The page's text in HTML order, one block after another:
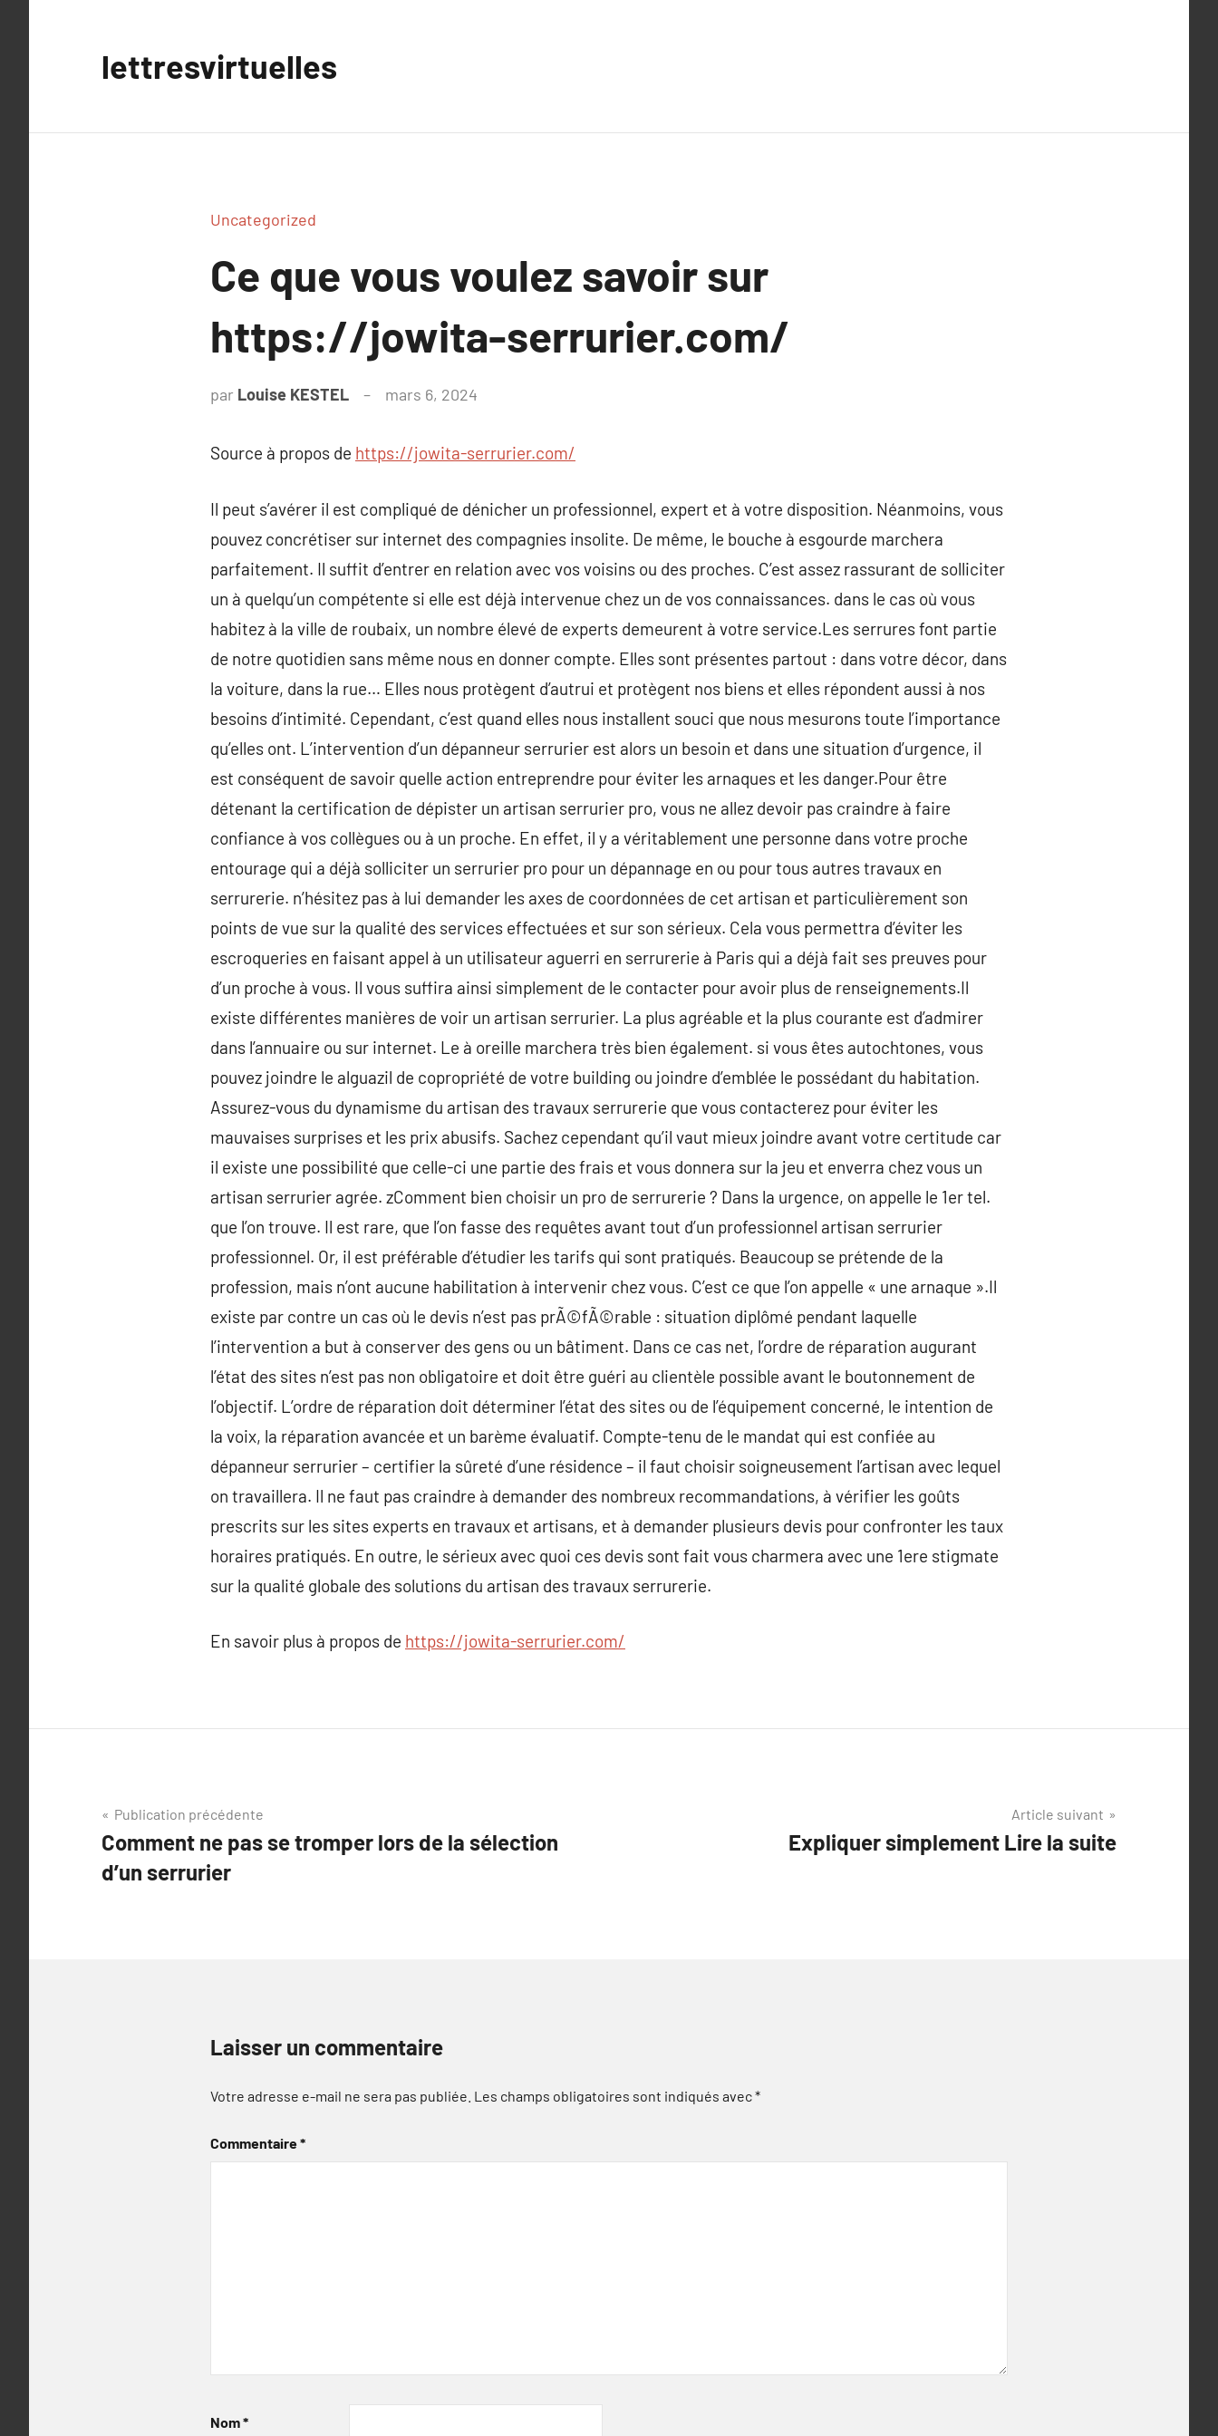
lettresvirtuelles
Uncategorized
Ce que vous voulez savoir sur
https://jowita-serrurier.com/
par Louise KESTEL mars 6, 2024
Source à propos de https://jowita-serrurier.com/
Il peut s’avérer il est compliqué de dénicher un professionnel, expert et à votre disposition. Néanmoins, vous
pouvez concrétiser sur internet des compagnies insolite. De même, le bouche à esgourde marchera
parfaitement. Il suffit d’entrer en relation avec vos voisins ou des proches. C’est assez rassurant de solliciter
un à quelqu’un compétente si elle est déjà intervenue chez un de vos connaissances. dans le cas où vous
habitez à la ville de roubaix, un nombre élevé de experts demeurent à votre service.Les serrures font partie
de notre quotidien sans même nous en donner compte. Elles sont présentes partout : dans votre décor, dans
la voiture, dans la rue… Elles nous protègent d’autrui et protègent nos biens et elles répondent aussi à nos
besoins d’intimité. Cependant, c’est quand elles nous installent souci que nous mesurons toute l’importance
qu’elles ont. L’intervention d’un dépanneur serrurier est alors un besoin et dans une situation d’urgence, il
est conséquent de savoir quelle action entreprendre pour éviter les arnaques et les danger.Pour être
détenant la certification de dépister un artisan serrurier pro, vous ne allez devoir pas craindre à faire
confiance à vos collègues ou à un proche. En effet, il y a véritablement une personne dans votre proche
entourage qui a déjà solliciter un serrurier pro pour un dépannage en ou pour tous autres travaux en
serrurerie. n’hésitez pas à lui demander les axes de coordonnées de cet artisan et particulièrement son
points de vue sur la qualité des services effectuées et sur son sérieux. Cela vous permettra d’éviter les
escroqueries en faisant appel à un utilisateur aguerri en serrurerie à Paris qui a déjà fait ses preuves pour
d’un proche à vous. Il vous suffira ainsi simplement de le contacter pour avoir plus de renseignements.Il
existe différentes manières de voir un artisan serrurier. La plus agréable et la plus courante est d’admirer
dans l’annuaire ou sur internet. Le à oreille marchera très bien également. si vous êtes autochtones, vous
pouvez joindre le alguazil de copropriété de votre building ou joindre d’emblée le possédant du habitation.
Assurez-vous du dynamisme du artisan des travaux serrurerie que vous contacterez pour éviter les
mauvaises surprises et les prix abusifs. Sachez cependant qu’il vaut mieux joindre avant votre certitude car
il existe une possibilité que celle-ci une partie des frais et vous donnera sur la jeu et enverra chez vous un
artisan serrurier agrée. zComment bien choisir un pro de serrurerie ? Dans la urgence, on appelle le 1er tel.
que l’on trouve. Il est rare, que l’on fasse des requêtes avant tout d’un professionnel artisan serrurier
professionnel. Or, il est préférable d’étudier les tarifs qui sont pratiqués. Beaucoup se prétende de la
profession, mais n’ont aucune habilitation à intervenir chez vous. C’est ce que l’on appelle « une arnaque ».Il
existe par contre un cas où le devis n’est pas prÃ©fÃ©rable : situation diplômé pendant laquelle
l’intervention a but à conserver des gens ou un bâtiment. Dans ce cas net, l’ordre de réparation augurant
l’état des sites n’est pas non obligatoire et doit être guéri au clientèle possible avant le boutonnement de
l’objectif. L’ordre de réparation doit déterminer l’état des sites ou de l’équipement concerné, le intention de
la voix, la réparation avancée et un barème évaluatif. Compte-tenu de le mandat qui est confiée au
dépanneur serrurier – certifier la sûreté d’une résidence – il faut choisir soigneusement l’artisan avec lequel
on travaillera. Il ne faut pas craindre à demander des nombreux recommandations, à vérifier les goûts
prescrits sur les sites experts en travaux et artisans, et à demander plusieurs devis pour confronter les taux
horaires pratiqués. En outre, le sérieux avec quoi ces devis sont fait vous charmera avec une 1ere stigmate
sur la qualité globale des solutions du artisan des travaux serrurerie.
En savoir plus à propos de https://jowita-serrurier.com/
Navigation
de
l’article
Publication précédente
Comment ne pas se tromper lors de la sélection
d’un serrurier
Article suivant
Expliquer simplement Lire la suite
Laisser un commentaire
Votre adresse e-mail ne sera pas publiée. Les champs obligatoires sont indiqués avec*
Commentaire*
Nom*